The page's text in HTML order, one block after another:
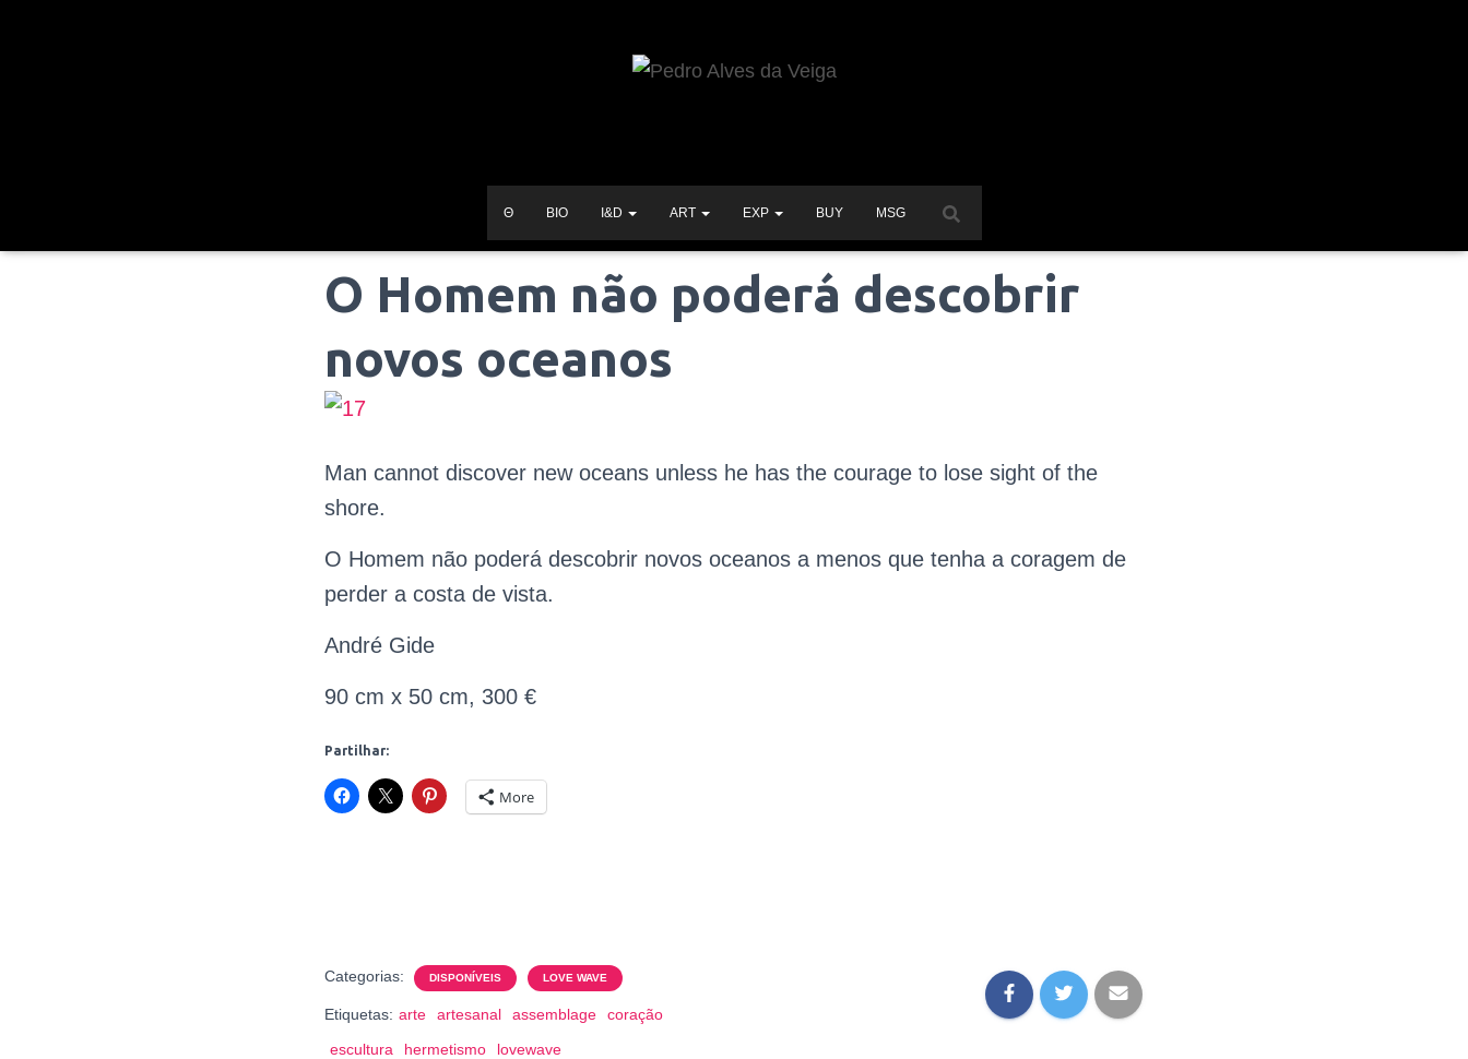
Θ BIO I&D ART EXP BUY MSG
O Homem não poderá descobrir
novos oceanos
Man cannot discover new oceans unless he has the courage to lose sight of the
shore.
O Homem não poderá descobrir novos oceanos a menos que tenha a coragem de
perder a costa de vista.
André Gide
90 cm x 50 cm, 300 €
Partilhar:
More
Categorias: DISPONÍVEIS LOVE WAVE
Etiquetas: arte artesanal assemblage
coração
escultura
hermetismo
lovewave